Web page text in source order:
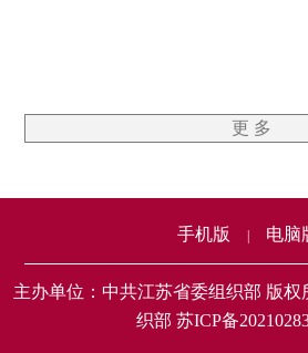
更 多
手机版 电脑
主办单位：中共江苏省委组织部 版权
织部 苏ICP备